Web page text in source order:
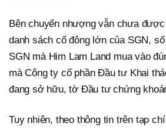
Bên chuyển nhượng vẫn chưa
danh sách cổ đông lớn của SGN,
SGN mà Him Lam Land mua vào
mà Công ty cổ phần Đầu tư Khai
đang sở hữu, tờ Đầu tư chứng
Tuy nhiên, theo thông tin trên tạp